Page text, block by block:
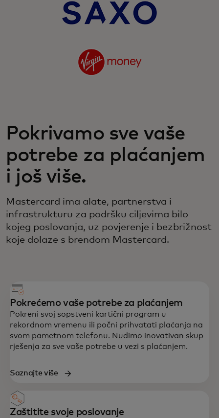
Pokrivamo sve vaše
potrebe za plaćanjem
i još više.
Mastercard ima alate, partnerstva i
infrastrukturu za podršku ciljevima bilo
kojeg poslovanja, uz povjerenje i bezbrižnost
koje dolaze s brendom Mastercard.
Pokrećemo vaše potrebe za plaćanjem
Pokreni svoj sopstveni kartični program u
rekordnom vremenu ili počni prihvatati plaćanja na
svom pametnom telefonu. Nudimo inovativan skup
rješenja za sve vaše potrebe u vezi s plaćanjem.
Saznajte više
Zaštitite svoje poslovanje